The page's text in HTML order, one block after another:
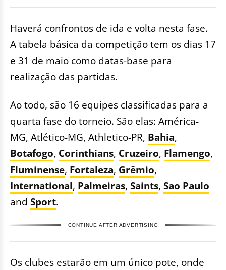
Haverá confrontos de ida e volta nesta fase.
A tabela básica da competição tem os dias 17
e 31 de maio como datas-base para
realização das partidas.
Ao todo, são 16 equipes classificadas para a
quarta fase do torneio. São elas: América-
MG, Atlético-MG, Athletico-PR, Bahia,
Botafogo, Corinthians, Cruzeiro, Flamengo,
Fluminense, Fortaleza, Grêmio,
International, Palmeiras, Saints, Sao Paulo
and Sport.
CONTINUE AFTER ADVERTISING
Os clubes estarão em um único pote, onde